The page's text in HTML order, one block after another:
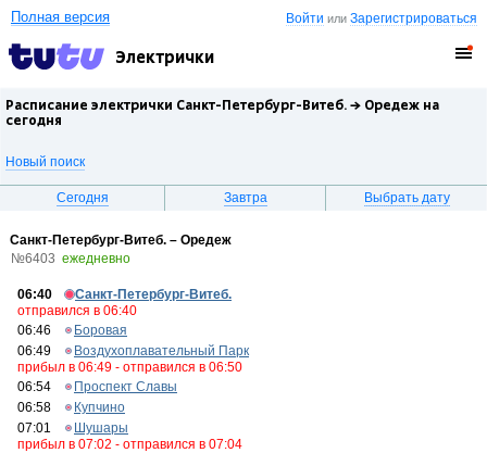
Войти илиЗарегистрироваться
Полная версия
Электрички
Расписание электрички Санкт-Петербург-Витеб. → Оредеж на
сегодня
Новый поиск
Сегодня Завтра Выбрать дату
Санкт-Петербург-Витеб. – Оредеж
№6403 ежедневно
06:40
Санкт-Петербург-Витеб.
отправился в 06:40
06:46
Боровая
06:49
Воздухоплавательный Парк
прибыл в 06:49 - отправился в 06:50
06:54
Проспект Славы
06:58
Купчино
07:01
Шушары
прибыл в 07:02 - отправился в 07:04